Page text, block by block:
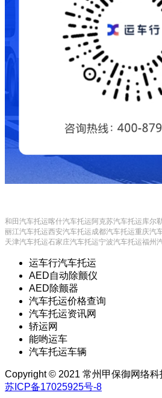
和田汽车托运喀什汽车托运阿克苏汽车托运库尔
丽江汽车托运西安汽车托运成都汽车托运重庆汽
天津汽车托运石家庄汽车托运宁波汽车托运福州
运车行汽车托运
AED自动除颤仪
AED除颤器
汽车托运价格查询
汽车托运资讯网
轿运网
能哟运车
汽车托运车辆
Copyright © 2021 常州甲保御网络科
苏ICP备17025925号-8